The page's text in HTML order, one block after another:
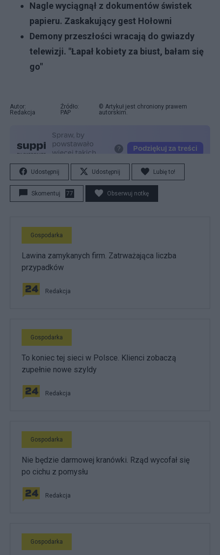
Nagle wyciągnął z dokumentów świstek
papieru. Zaskakujący gest Hołowni
Demony przeszłości wracają do gwiazdy
telewizji. "Łapał kobiety za biust, bałam się
go"
Autor:
Redakcja
Źródło:
PAP
© Artykuł jest chroniony prawem
autorskim.
Udostępnij Udostępnij Lubię to!
Skomentuj 77 Obserwuj notkę
Gospodarka
Lawina zamykanych firm. Zatrważająca liczba
przypadków
Redakcja
Gospodarka
To koniec tej sieci w Polsce. Klienci zobaczą
zupełnie nowe szyldy
Redakcja
Gospodarka
Nie będzie darmowej kranówki. Rząd wycofał się
po cichu z pomysłu
Redakcja
Gospodarka